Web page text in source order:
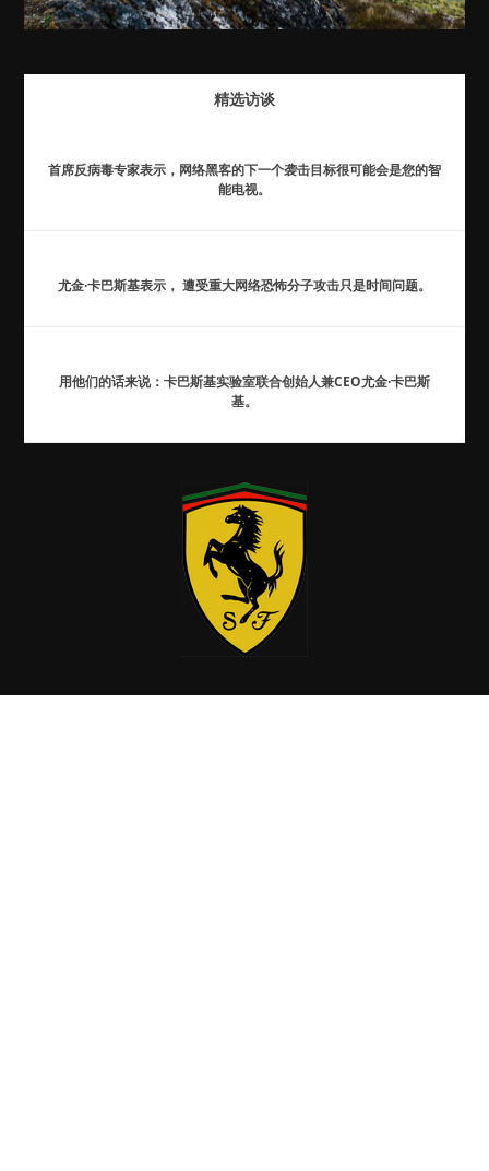
精选访谈
首席反病毒专家表示，网络黑客的下一个袭击目标很可能会是您的智
能电视。
尤金·卡巴斯基表示， 遭受重大网络恐怖分子攻击只是时间问题。
用他们的话来说：卡巴斯基实验室联合创始人兼CEO尤金·卡巴斯
基。